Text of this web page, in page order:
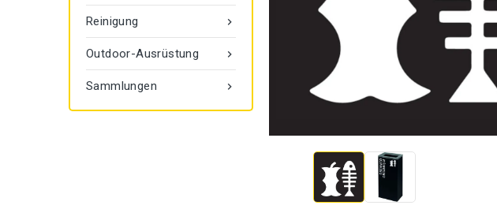

Reinigung

Outdoor-Ausrüstung

Sammlungen